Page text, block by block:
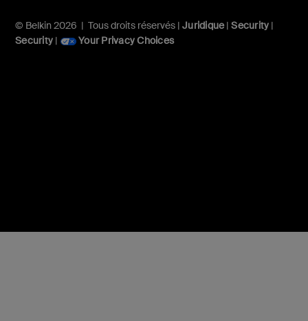
© Belkin 2026 | Tous droits réservés | Juridique|Security |
Security | Your Privacy Choices